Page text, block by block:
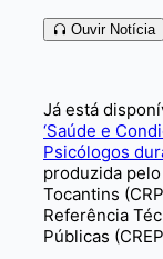
Ouvir Notícia
Já está
‘Saúde e
Psicólogos
produzida
Tocantins
Referência
Públicas